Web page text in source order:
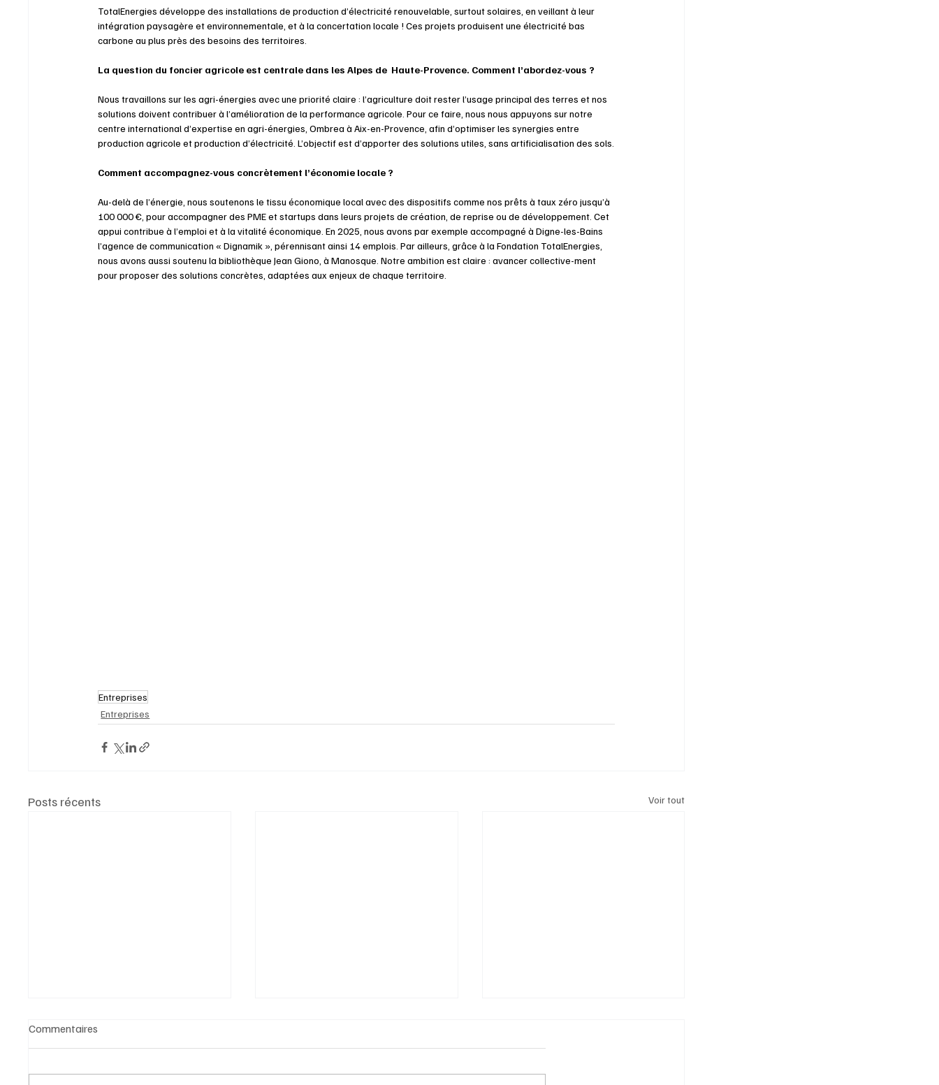
TotalEnergies développe des installations de production d’électricité renouvelable, surtout solaires, en veillant à leur
intégration paysagère et environnementale, et à la concertation locale ! Ces projets produisent une électricité bas
carbone au plus près des besoins des territoires.
La question du foncier agricole est centrale dans les Alpes de  Haute-Provence. Comment l’abordez-vous ?
Nous travaillons sur les agri-énergies avec une priorité claire : l’agriculture doit rester l’usage principal des terres et nos
solutions doivent contribuer à l’amélioration de la performance agricole. Pour ce faire, nous nous appuyons sur notre
centre international d’expertise en agri-énergies, Ombrea à Aix-en-Provence, afin d’optimiser les synergies entre
production agricole et production d’électricité. L’objectif est d’apporter des solutions utiles, sans artificialisation des sols.
Comment accompagnez-vous concrètement l’économie locale ?
Au-delà de l’énergie, nous soutenons le tissu économique local avec des dispositifs comme nos prêts à taux zéro jusqu’à
100 000 €, pour accompagner des PME et startups dans leurs projets de création, de reprise ou de développement. Cet
appui contribue à l’emploi et à la vitalité économique. En 2025, nous avons par exemple accompagné à Digne-les-Bains
l’agence de communication « Dignamik », pérennisant ainsi 14 emplois. Par ailleurs, grâce à la Fondation TotalEnergies,
nous avons aussi soutenu la bibliothèque Jean Giono, à Manosque. Notre ambition est claire : avancer collective-ment
pour proposer des solutions concrètes, adaptées aux enjeux de chaque territoire.
Entreprises
Entreprises
Posts récents Voir tout
Commentaires